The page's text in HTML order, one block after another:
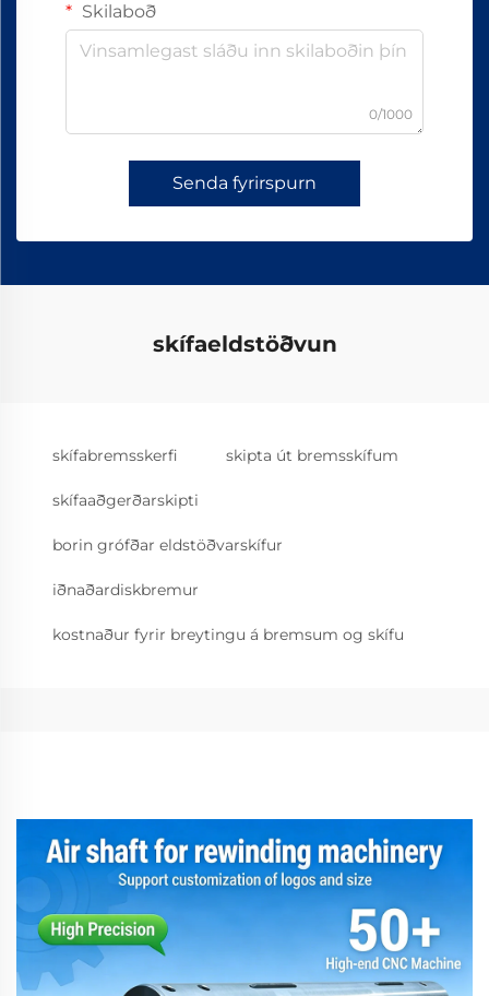
Skilaboð
0/1000
Senda fyrirspurn
skífaeldstöðvun
skífabremsskerfi skipta út bremsskífum
skífaaðgerðarskipti
borin grófðar eldstöðvarskífur
iðnaðardiskbremur
kostnaður fyrir breytingu á bremsum og skífu